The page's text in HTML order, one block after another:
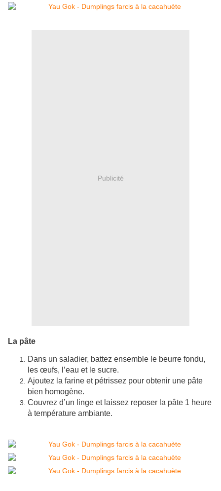
Publicité
La pâte
Dans un saladier, battez ensemble le beurre fondu,
les œufs, l’eau et le sucre.
Ajoutez la farine et pétrissez pour obtenir une pâte
bien homogène.
Couvrez d’un linge et laissez reposer la pâte 1 heure
à température ambiante.